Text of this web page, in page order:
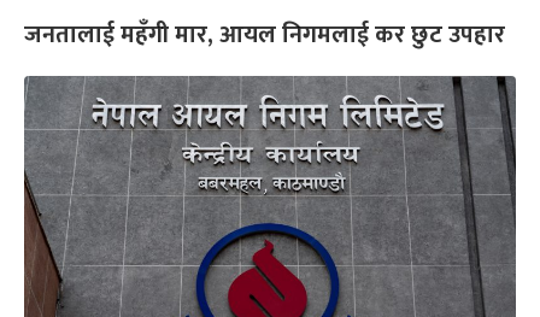
जनतालाई महँगी मार, आयल निगमलाई कर छुट उपहार